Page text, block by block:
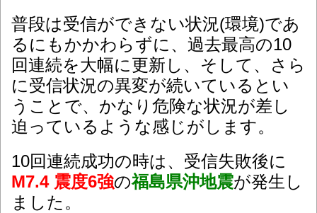
普段は受信ができない状況(環境)であ
るにもかかわらずに、過去最高の10
回連続を大幅に更新し、そして、さら
に受信状況の異変が続いているとい
うことで、かなり危険な状況が差し
迫っているような感じがします。
10回連続成功の時は、受信失敗後に
M7.4 震度6強の福島県沖地震が発生し
ました。